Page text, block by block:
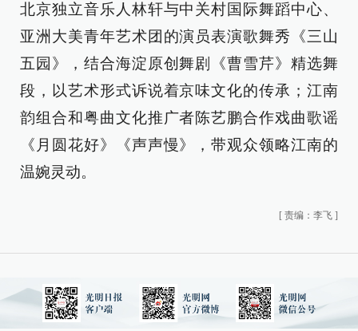
北京独立音乐人林轩与中关村国际舞蹈中心、
亚洲大美青年艺术团的演员表演歌舞秀《三山
五园》，结合海淀原创舞剧《曹雪芹》精选舞
段，以艺术形式诉说着京味文化的传承；江南
韵组合和粤曲文化推广者陈艺鹏合作戏曲歌谣
《月圆花好》《声声慢》，带观众领略江南的
温婉灵动。
[ 责编：李飞 ]